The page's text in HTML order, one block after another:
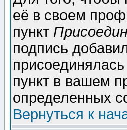
её в своем
пункт
подпись
пункт в вашем
определенных
Вернуться к